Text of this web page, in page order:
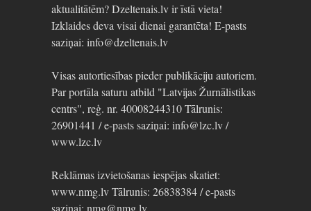
aktualitātēm? Dzeltenais.lv ir īstā vieta!
Izklaides deva visai dienai garantēta! E-pasts
saziņai: info@dzeltenais.lv
Visas autortiesības pieder publikāciju autoriem.
Par portāla saturu atbild "Latvijas Žurnālistikas
centrs", reģ. nr. 40008244310 Tālrunis:
26901441 / e-pasts saziņai: info@lzc.lv /
www.lzc.lv
Reklāmas izvietošanas iespējas skatiet:
www.nmg.lv Tālrunis: 26838384 / e-pasts
saziņai: nmg@nmg.lv